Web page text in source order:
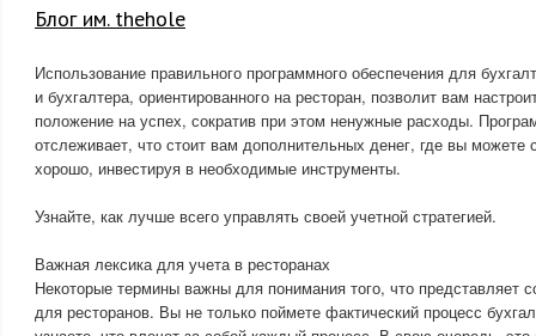
Блог им. thehole
Использование правильного программного обеспечения для
и бухгалтера, ориентированного на ресторан, позволит вам
положение на успех, сократив при этом ненужные расходы.
отслеживает, что стоит вам дополнительных денег, где вы можете
хорошо, инвестируя в необходимые инструменты.
Узнайте, как лучше всего управлять своей учетной стратегией.
Важная лексика для учета в ресторанах
Некоторые термины важны для понимания того, что представляет
для ресторанов. Вы не только поймете фактический процесс